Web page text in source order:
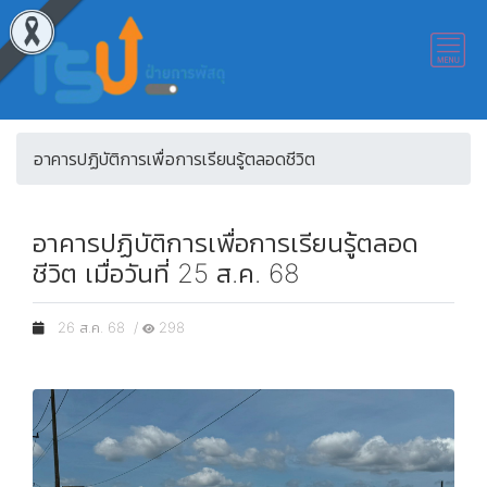
อาคารปฏิบัติการเพื่อการเรียนรู้ตลอดชีวิต
อาคารปฏิบัติการเพื่อการเรียนรู้ตลอด
ชีวิต เมื่อวันที่ 25 ส.ค. 68
26 ส.ค. 68 / 298